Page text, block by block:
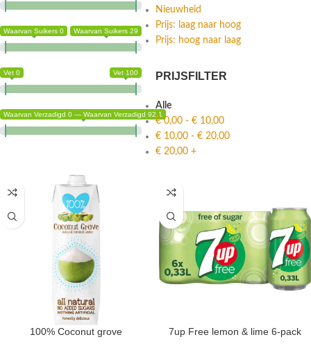
Waarvan Suikers 0 Waarvan Suikers 29
Vet 0 Vet 100
Waarvan Verzadigd 0 — Waarvan Verzadigd 92.1
Nieuwheid
Prijs: laag naar hoog
Prijs: hoog naar laag
PRIJSFILTER
Alle
€0,00 - € 10,00
€ 10,00 - € 20,00
€ 20,00 +
100% Coconut grove 7up Free lemon & lime 6-pack